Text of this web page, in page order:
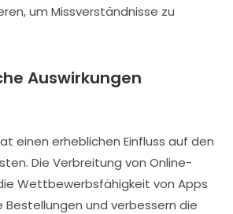
um Missverständnisse zu
Auswirkungen
einen erheblichen Einfluss auf den
Die Verbreitung von Online-
Wettbewerbsfähigkeit von Apps
Bestellungen und verbessern die